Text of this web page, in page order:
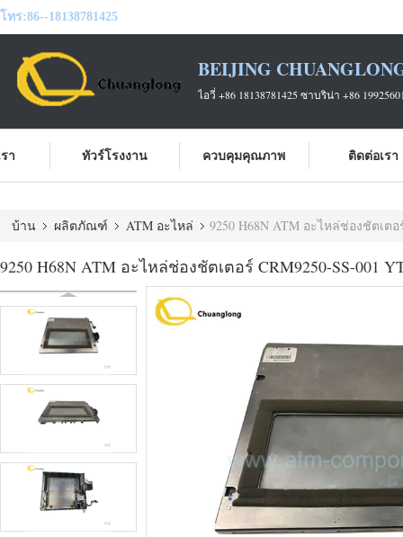
โทร:86--18138781425
BEIJING
ไอวี่ +86 18138781425 ซาบริน่า +86
า ทัวร์โรงงาน ควบคุมคุณภาพ ติดต่อเรา
บ้าน ผลิตภัณฑ์ ATM อะไหล่ 9250 H68N ATM อะไหล่ช่องชัตเตอ
9250 H68N ATM อะไหล่ช่องชัตเตอร์ CRM9250-SS-001